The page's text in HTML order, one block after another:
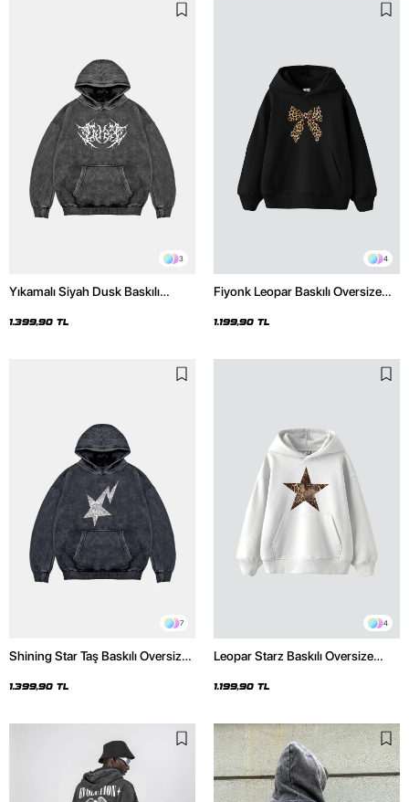
3
Yıkamalı Siyah Dusk Baskılı
1.399,90 TL
4
Fiyonk Leopar Baskılı Oversize
1.199,90 TL
7
Shining Star Taş Baskılı Oversize
Hoodie
1.399,90 TL
4
Leopar Starz Baskılı Oversize
1.199,90 TL